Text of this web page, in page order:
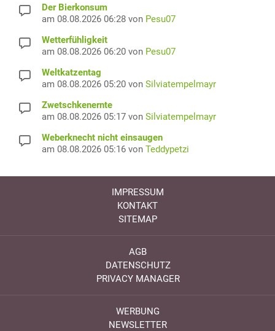
Der Bierkonsum
am 08.08.2026 06:28 von Pesu07
Wetterfühligkeit
am 08.08.2026 06:20 von Pesu07
Weltkatzentag
am 08.08.2026 05:20 von Silviatempelmayr
Zwetschkenernte
am 08.08.2026 05:17 von Silviatempelmayr
Weberknecht nicht einsaugen
am 08.08.2026 05:16 von Teddypetzi
IMPRESSUM
KONTAKT
SITEMAP
AGB
DATENSCHUTZ
PRIVACY MANAGER
WERBUNG
NEWSLETTER